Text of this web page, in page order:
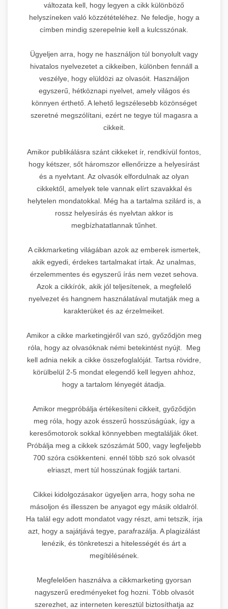
változata kell, hogy legyen a cikk különböző
helyszíneken való közzétételéhez. Ne feledje, hogy a
címben mindig szerepelnie kell a kulcsszónak.
Ügyeljen arra, hogy ne használjon túl bonyolult vagy
hivatalos nyelvezetet a cikkeiben, különben fennáll a
veszélye, hogy elüldözi az olvasóit. Használjon
egyszerű, hétköznapi nyelvet, amely világos és
könnyen érthető. A lehető legszélesebb közönséget
szeretné megszólítani, ezért ne tegye túl magasra a
cikkeit.
Amikor publikálásra szánt cikkeket ír, rendkívül fontos,
hogy kétszer, sőt háromszor ellenőrizze a helyesírást
és a nyelvtant. Az olvasók elfordulnak az olyan
cikkektől, amelyek tele vannak elírt szavakkal és
helytelen mondatokkal. Még ha a tartalma szilárd is, a
rossz helyesírás és nyelvtan akkor is
megbízhatatlannak tűnhet.
A cikkmarketing világában azok az emberek ismertek,
akik egyedi, érdekes tartalmakat írtak. Az unalmas,
érzelemmentes és egyszerű írás nem vezet sehova.
Azok a cikkírók, akik jól teljesítenek, a megfelelő
nyelvezet és hangnem használatával mutatják meg a
karakterüket és az érzelmeiket.
Amikor a cikke marketingjéről van szó, győződjön meg
róla, hogy az olvasóknak némi betekintést nyújt. Meg
kell adnia nekik a cikke összefoglalóját. Tartsa rövidre,
körülbelül 2-5 mondat elegendő kell legyen ahhoz,
hogy a tartalom lényegét átadja.
Amikor megpróbálja értékesíteni cikkeit, győződjön
meg róla, hogy azok ésszerű hosszúságúak, így a
keresőmotorok sokkal könnyebben megtalálják őket.
Próbálja meg a cikkek szószámát 500, vagy legfeljebb
700 szóra csökkenteni. ennél több szó sok olvasót
elriaszt, mert túl hosszúnak fogják tartani.
Cikkei kidolgozásakor ügyeljen arra, hogy soha ne
másoljon és illesszen be anyagot egy másik oldalról.
Ha talál egy adott mondatot vagy részt, ami tetszik, írja
azt, hogy a sajátjává tegye, parafrazálja. A plagizálást
lenézik, és tönkreteszi a hitelességét és árt a
megítélésének.
Megfelelően használva a cikkmarketing gyorsan
nagyszerű eredményeket fog hozni. Több olvasót
szerezhet, az interneten keresztül biztosíthatja az